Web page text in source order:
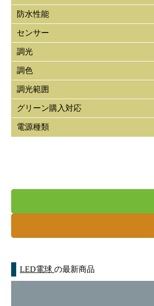
防水性能
センサー
調光
調色
調光範囲
グリーン購入対応
電源種類
LED電球の最新商品